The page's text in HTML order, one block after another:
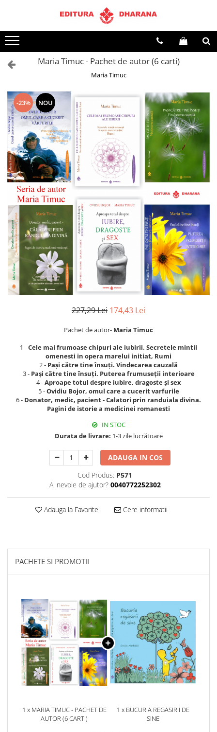
Terapii
Dietoterapie
Maria Timuc - Pachet de autor (6 carti)
Maria Timuc
-23% NOU
227,29 Lei 174,43 Lei
Pachet de autor- Maria Timuc
1 -Cele mai frumoase chipuri ale iubirii. Secretele mintii
omenesti in opera marelui initiat, Rumi
2 - Pași către tine însuți. Vindecarea cauzală
3 - Pași către tine însuți. Puterea frumuseții interioare
4 -Aproape totul despre iubire, dragoste și sex
5 -Ovidiu Bojor, omul care a cucerit varfurile
6 - Donator, medic, pacient - Calatori prin randuiala divina.
Pagini de istorie a medicinei romanesti
IN STOC
Durata de livrare: 1-3 zile lucrătoare
ADAUGA IN COS
Cod Produs: P571
Ai nevoie de ajutor? 0040772252302
Adauga la Favorite Cere informatii
PACHETE SI PROMOTII
1 x MARIA TIMUC - PACHET DE
AUTOR (6 CARTI)
1 x BUCURIA REGASIRII DE
SINE